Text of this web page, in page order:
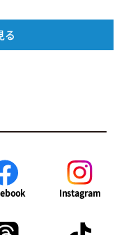
る
Instagram